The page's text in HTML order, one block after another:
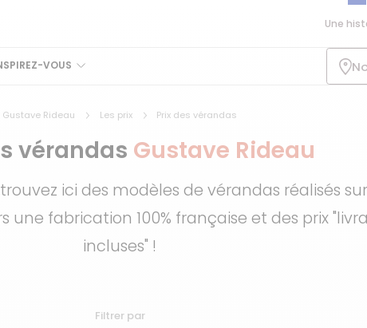
Une
VOUS
Gustave Rideau Les prix Prix des vérandas
vérandas Gustave Rideau
ici des modèles de vérandas réalisés
une fabrication 100% française et des prix
incluses" !
Filtrer par